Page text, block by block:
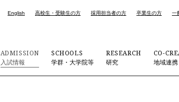
English 高校生・受験生の方 採用担当者の方 卒業生の方 一
ADMISSION
入試情報
SCHOOLS
学群・大学院等
RESEARCH
研究
CO-
地域連携